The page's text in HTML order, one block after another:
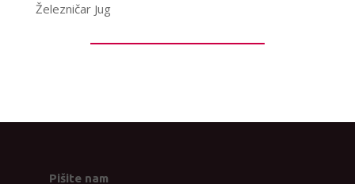
Železničar Jug
Pišite nam